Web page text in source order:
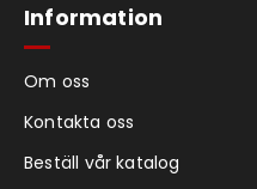
Information
Om oss
Kontakta oss
Beställ vår katalog